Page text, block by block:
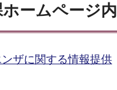
ームページ内
ザに関する情報提供